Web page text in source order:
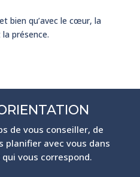
bien qu’avec le cœur, la
présence.
de vous conseiller, de
planifier avec vous dans
vous correspond.